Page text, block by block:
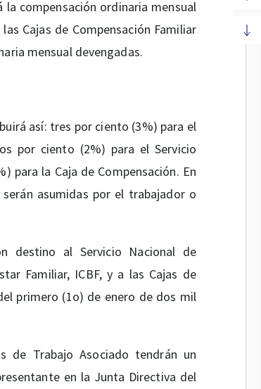
compensación ordinaria mensual
Cajas de Compensación Familiar
mensual devengadas.
así: tres por ciento (3%) para el
por ciento (2%) para el Servicio
para la Caja de Compensación. En
asumidas por el trabajador o
destino al Servicio Nacional de
Familiar, ICBF, y a las Cajas de
primero (1o) de enero de dos mil
de Trabajo Asociado tendrán un
en la Junta Directiva del